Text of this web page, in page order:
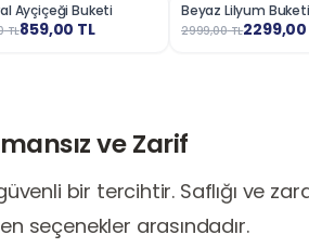
Ayçiçeği Buketi
TL859,00 TL
%23
Beyaz Lilyum Buketi
2999,00TL2299,00
ve Zarif
bir tercihtir. Saflığı ve
seçenekler arasındadır.